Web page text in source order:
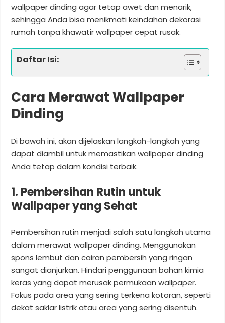
wallpaper dinding agar tetap awet dan menarik,
sehingga Anda bisa menikmati keindahan dekorasi
rumah tanpa khawatir wallpaper cepat rusak.
Daftar Isi:
Cara Merawat Wallpaper
Dinding
Di bawah ini, akan dijelaskan langkah-langkah yang
dapat diambil untuk memastikan wallpaper dinding
Anda tetap dalam kondisi terbaik.
1. Pembersihan Rutin untuk
Wallpaper yang Sehat
Pembersihan rutin menjadi salah satu langkah utama
dalam merawat wallpaper dinding. Menggunakan
spons lembut dan cairan pembersih yang ringan
sangat dianjurkan. Hindari penggunaan bahan kimia
keras yang dapat merusak permukaan wallpaper.
Fokus pada area yang sering terkena kotoran, seperti
dekat saklar listrik atau area yang sering disentuh.